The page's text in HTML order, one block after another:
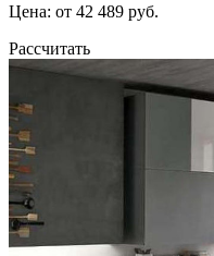
Цена: от 42 489 руб.
Рассчитать